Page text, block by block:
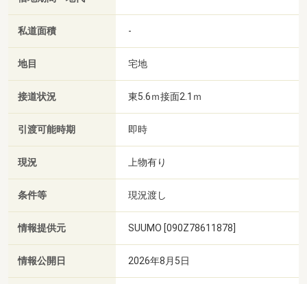
私道面積 -
地目 宅地
接道状況 東5.6ｍ接面2.1ｍ
引渡可能時期 即時
現況 上物有り
条件等 現況渡し
情報提供元 SUUMO [090Z78611878]
情報公開日 2026年8月5日